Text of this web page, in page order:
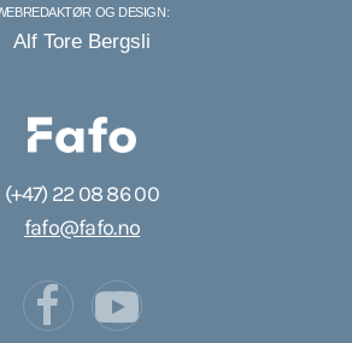
(+47) 22 08 86 00
fafo@fafo.no
OG DESIGN:
Alf Tore Bergsli